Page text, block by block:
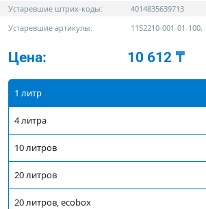
Устаревшие штрих-коды:
4014835639713
Устаревшие артикулы:
1152210-001-01-100,
Цена: 10 612 ₸
1 литр
4 литра
10 литров
20 литров
20 литров, ecobox